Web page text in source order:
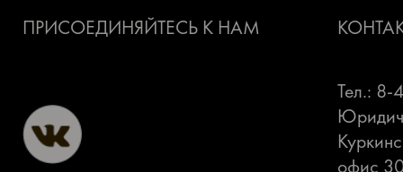
ПРИСОЕДИНЯЙТЕСЬ К НАМ
Тел.: 8-
офис